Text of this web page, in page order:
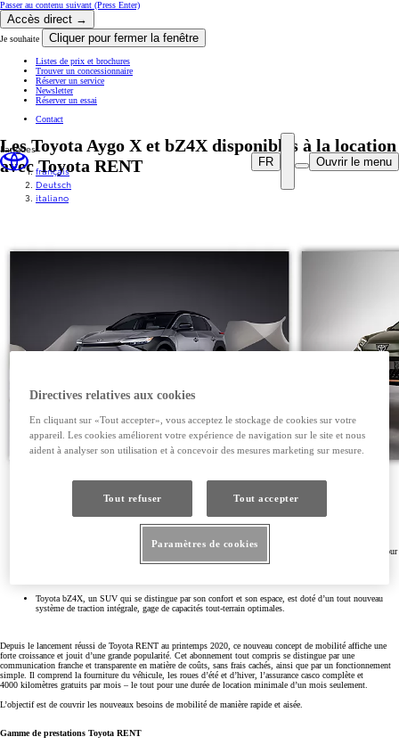
Passer au contenu suivant (Press Enter)
Accès direct →
Je souhaite Cliquer pour fermer la fenêtre
Listes de prix et brochures
Trouver un concessionnaire
Réserver un service
Newsletter
Réserver un essai
Contact
FR
Langues
français
Deutsch
italiano
Ouvrir le menu
Les Toyota Aygo X et bZ4X disponibles à la location
avec Toyota RENT
Le nouveau Toyota Aygo X et le nouveau bZ4X tout électrique sont désormais disponible à la
Le tout nouveau Toyota Aygo X est un crossover unique en son genre dans le segment A, conçu pour
répondre aux exigences de la vie urbaine et périurbaine.
Toyota bZ4X, un SUV qui se distingue par son confort et son espace, est doté d’un tout nouveau
système de traction intégrale, gage de capacités tout-terrain optimales.
Depuis le lancement réussi de Toyota RENT au printemps 2020, ce nouveau concept de mobilité affiche une
forte croissance et jouit d’une grande popularité. Cet abonnement tout compris se distingue par une
communication franche et transparente en matière de coûts, sans frais cachés, ainsi que par un fonctionnement
simple. Il comprend la fourniture du véhicule, les roues d’été et d’hiver, l’assurance casco complète et
4000 kilomètres gratuits par mois – le tout pour une durée de location minimale d’un mois seulement.
L’objectif est de couvrir les nouveaux besoins de mobilité de manière rapide et aisée.
Gamme de prestations Toyota RENT
Directives relatives aux cookies
En cliquant sur «Tout accepter», vous acceptez le stockage de cookies sur votre
appareil. Les cookies améliorent votre expérience de navigation sur le site et nous
aident à analyser son utilisation et à concevoir des mesures marketing sur mesure.
Tout refuser Tout accepter
Paramètres de cookies